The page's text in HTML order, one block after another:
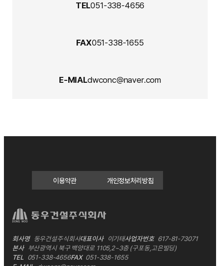
TEL051-338-4656
FAX051-338-1655
E-MIALdwconc@naver.com
이용약관 개인정보처리방침
회사명 동우건설주식회사대표이사 이기태사업자번호 617-81-73071
본사 부산광역시 북구 백양대로 1105,2~3층 (구포동,고은빌딩)
TEL 051-338-4656FAX 051-338-1655